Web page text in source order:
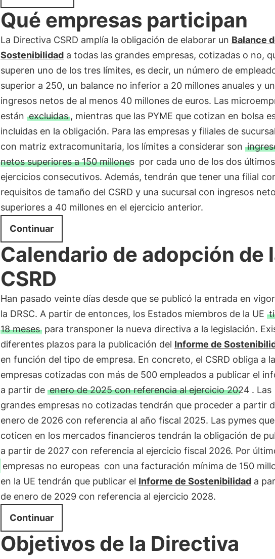
Qué empresas participan
La Directiva CSRD amplía la obligación de elaborar un Balance
Sostenibilidada todas las grandes empresas, cotizadas o no,
superen uno de los tres límites, es decir, un número de
superior a 250, un balance no inferior a 20 millones anuales y
ingresos netos de al menos 40 millones de euros. Las
están excluidas, mientras que las PYME que cotizan en bolsa
incluidas en la obligación. Para las empresas y filiales de
con matriz extracomunitaria, los límites a considerar son
netos superiores a 150 millones por cada uno de los dos últimos
ejercicios consecutivos. Además, tendrán que tener una filial
requisitos de tamaño del CSRD y una sucursal con ingresos
superiores a 40 millones en el ejercicio anterior.
Continuar
Calendario de adopción de
CSRD
Han pasado veinte días desde que se publicó la entrada en
la DRSC. A partir de entonces, los Estados miembros de la UE
18 mesespara transponer la nueva directiva a la legislación.
diferentes plazos para la publicación del Informe de
en función del tipo de empresa. En concreto, el CSRD obliga a
empresas cotizadas con más de 500 empleados a publicar el
a partir de enero de 2025 con referencia al ejercicio 2024 . Las
grandes empresas no cotizadas tendrán que proceder a partir
enero de 2026 con referencia al año fiscal 2025. Las pymes que
coticen en los mercados financieros tendrán la obligación de
a partir de 2027 con referencia al ejercicio fiscal 2026. Por
empresas no europeas con una facturación mínima de 150
en la UE tendrán que publicar el Informe de Sostenibilidada
de enero de 2029 con referencia al ejercicio 2028.
Continuar
Objetivos de la Directiva